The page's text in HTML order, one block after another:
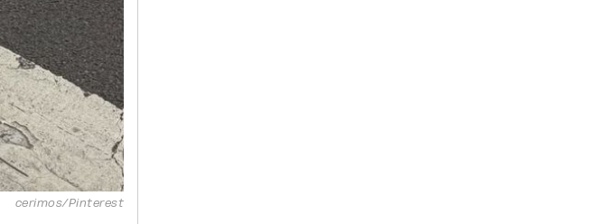
cerimos/Pinterest